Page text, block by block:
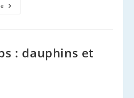
Prospection
Cétologique
: dauphins et